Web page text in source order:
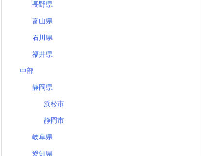
長野県
富山県
石川県
福井県
中部
静岡県
浜松市
静岡市
岐阜県
愛知県